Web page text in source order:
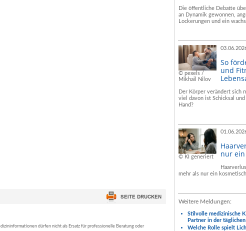
dürfen nicht als Ersatz für professionelle Beratung oder
Die öffentliche Debatte
an Dynamik gewonnen,
Lockerungen und ein
© pexels /
Mikhail Nilov
So
und
Der Körper verändert sich
viel davon ist Schicksal
Hand?
© KI generiert
nur
mehr als nur ein
Weitere Meldungen:
Stilvolle medizinische
Partner in der
Welche Rolle spielt